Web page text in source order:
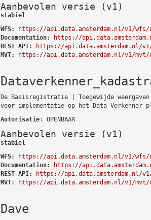
Aanbevolen versie (v1)
stabiel
WFS:
https://api.data.amsterdam.nl/v1/wfs/
Documentation:
https://
REST API:
https://api.data.amsterdam.nl/
MVT:
https://api.data.amsterdam.nl/v1/
De Basisregistratie | Toegewijde
voor implementatie op het Data Verkenner
Autorisatie: OPENBAAR
Aanbevolen versie (v1)
stabiel
WFS:
https://api.data.amsterdam.nl/v1/wfs/
Documentation:
https://
REST API:
https://api.data.amsterdam.nl/
MVT:
https://api.data.amsterdam.nl/v1/mvt/
Dave